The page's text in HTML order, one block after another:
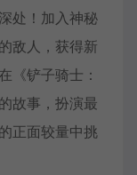
处！加入神秘
敌人，获得新
《铲子骑士：
故事，扮演最
正面较量中挑